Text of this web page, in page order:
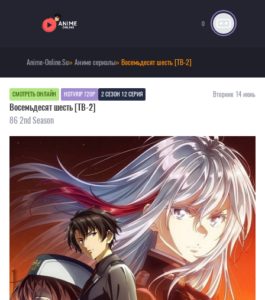
0
Anime-Online.Su»Аниме сериалы» Восемьдесят шесть [ТВ-2]
СМОТРЕТЬ ОНЛАЙН HDTVRIP 720P 2 СЕЗОН 12 СЕРИЯ Вторник 14 июнь
Восемьдесят шесть [ТВ-2]
86 2nd Season